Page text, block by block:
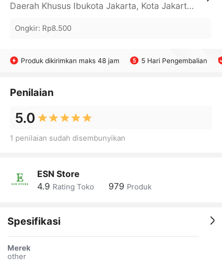
Daerah Khusus Ibukota Jakarta, Kota Jakarta Barat, Cengkareng, yy
Ongkir: Rp8.500
Produk dikirimkan maks 48 jam 5 Hari Pengembalian
Penilaian
5.0
1 penilaian sudah disembunyikan
ESN Store
4.9 Rating Toko 979 Produk
Spesifikasi
Merek
other